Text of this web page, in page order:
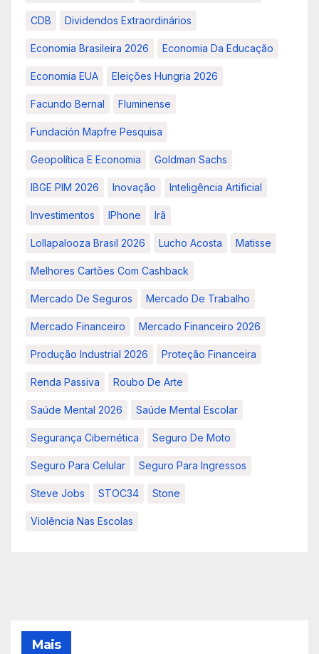
CDB Dividendos Extraordinários
Economia Brasileira 2026 Economia Da Educação
Economia EUA Eleições Hungria 2026
Facundo Bernal Fluminense
Fundación Mapfre Pesquisa
Geopolítica E Economia Goldman Sachs
IBGE PIM 2026 Inovação Inteligência Artificial
Investimentos IPhone Irã
Lollapalooza Brasil 2026 Lucho Acosta Matisse
Melhores Cartões Com Cashback
Mercado De Seguros Mercado De Trabalho
Mercado Financeiro Mercado Financeiro 2026
Produção Industrial 2026 Proteção Financeira
Renda Passiva Roubo De Arte
Saúde Mental 2026 Saúde Mental Escolar
Segurança Cibernética Seguro De Moto
Seguro Para Celular Seguro Para Ingressos
Steve Jobs STOC34 Stone
Violência Nas Escolas
Mais